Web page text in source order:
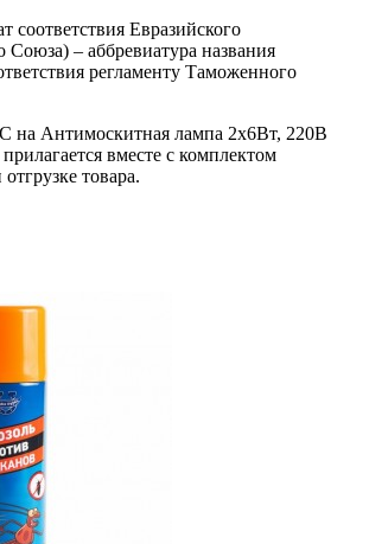
соответствия Евразийского
Союза) – аббревиатура названия
регламенту Таможенного
на Антимоскитная лампа 2х6Вт, 220В
вместе с комплектом
товара.